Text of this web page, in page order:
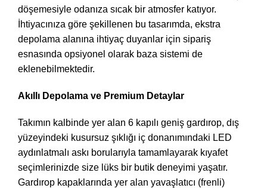
döşemesiyle odanıza sıcak bir atmosfer katıyor.
İhtiyacınıza göre şekillenen bu tasarımda, ekstra
depolama alanına ihtiyaç duyanlar için sipariş
esnasında opsiyonel olarak baza sistemi de
eklenebilmektedir.
Akıllı Depolama ve Premium Detaylar
Takımın kalbinde yer alan 6 kapılı geniş gardırop, dış
yüzeyindeki kusursuz şıklığı iç donanımındaki LED
aydınlatmalı askı borularıyla tamamlayarak kıyafet
seçimlerinizde size lüks bir butik deneyimi yaşatır.
Gardırop kapaklarında yer alan yavaşlatıcı (frenli)